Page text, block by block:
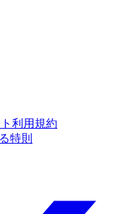
利用規約
特則